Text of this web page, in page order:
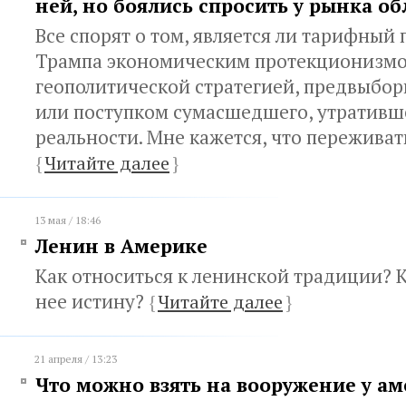
ней, но боялись спросить у рынка
Все спорят о том, является ли тарифный
Трампа экономическим
геополитической стратегией,
или поступком сумасшедшего,
реальности. Мне кажется, что
{Читайте далее}
13 мая / 18:46
Ленин в Америке
Как относиться к ленинской традиции?
нее истину? {Читайте далее}
21 апреля / 13:23
Что можно взять на вооружение у